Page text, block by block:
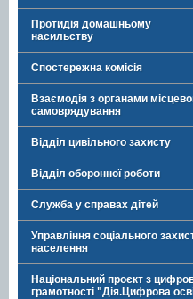
Протидія домашньому
насильству
Спостережна комісія
Взаємодія з органами
самоврядування
Відділ цивільного захисту
Відділ оборонної роботи
Служба у справах дітей
Управління соціального
населення
Національний проєкт з
грамотності "Дія.Цифрова